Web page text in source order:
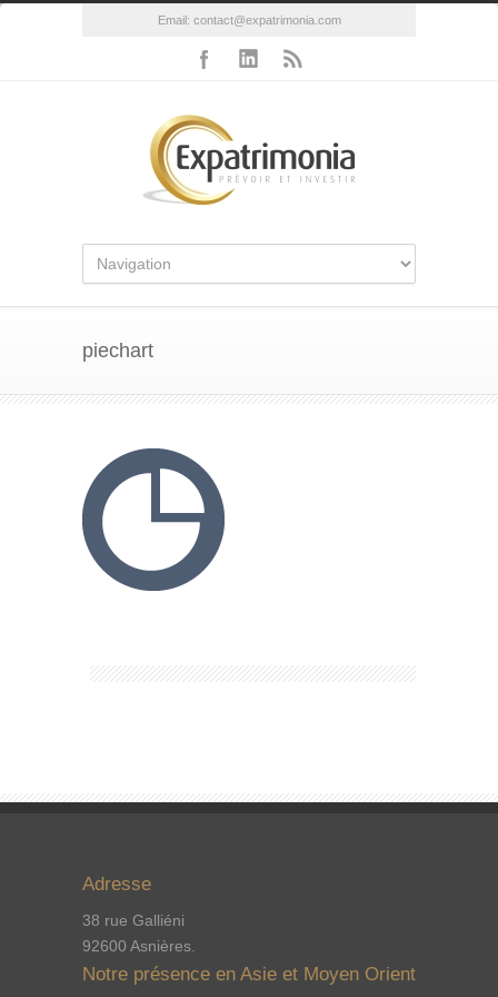
Email: contact@expatrimonia.com
piechart
Adresse
38 rue Galliéni
92600 Asnières.
Notre présence en Asie et Moyen Orient